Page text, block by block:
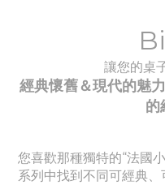
讓您的桌
經典懷舊＆現代的魅
的
您喜歡那種獨特的“法國
系列中找到不同可經典、